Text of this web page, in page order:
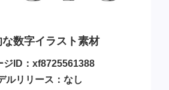
数字イラスト素材
ジID：xf8725561388
ルリリース：なし